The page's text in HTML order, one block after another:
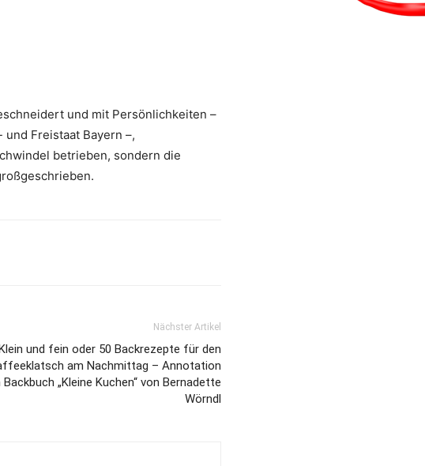
und mit Persönlichkeiten –
Freistaat Bayern –,
betrieben, sondern die
Nächster Artikel
und fein oder 50 Backrezepte für den
am Nachmittag – Annotation
Backbuch „Kleine Kuchen“ von Bernadette
Wörndl